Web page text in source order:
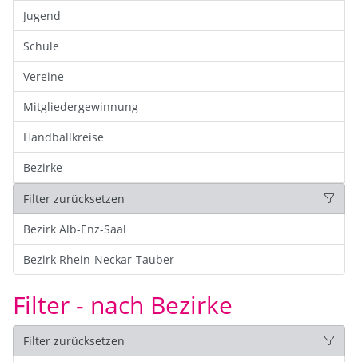
Jugend
Schule
Vereine
Mitgliedergewinnung
Handballkreise
Bezirke
Filter zurücksetzen
Bezirk Alb-Enz-Saal
Bezirk Rhein-Neckar-Tauber
Filter - nach Bezirke
Filter zurücksetzen